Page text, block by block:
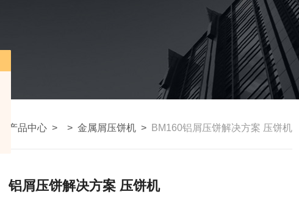
产品中心 > > 金属屑压饼机 > BM160铝屑压饼解决方案 压饼机
铝屑压饼解决方案 压饼机